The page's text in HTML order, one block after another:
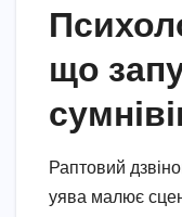
що
Раптовий
уява малює